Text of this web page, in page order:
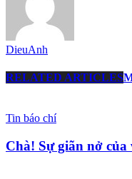
DieuAnh
RELATED ARTICLES
Tin báo chí
Chà! Sự giãn nở